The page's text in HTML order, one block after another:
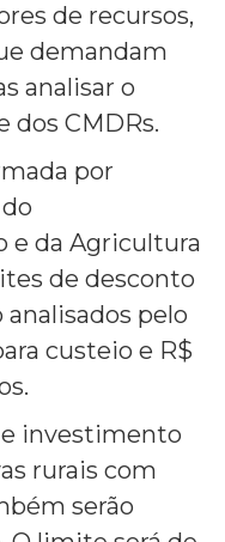
de recursos,
demandam
analisar o
dos CMDRs.
por
e da Agricultura
de desconto
pelo
custeio e R$
investimento
rurais com
serão